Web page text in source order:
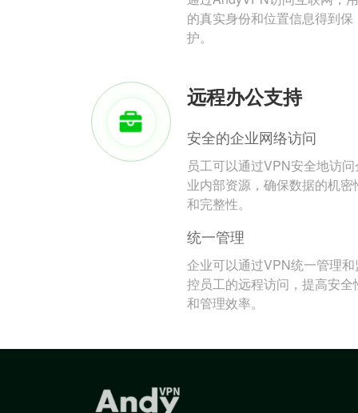
的真实身份和位置信息得到保
护。
远程办公支持
安全的企业网络访问
员工可以通过VPN安全地访问
业内部资源，确保数据的机密
和完整性。
统一管理
企业可以通过VPN统一管理和
控员工的远程访问，提高安全
和管理效率。